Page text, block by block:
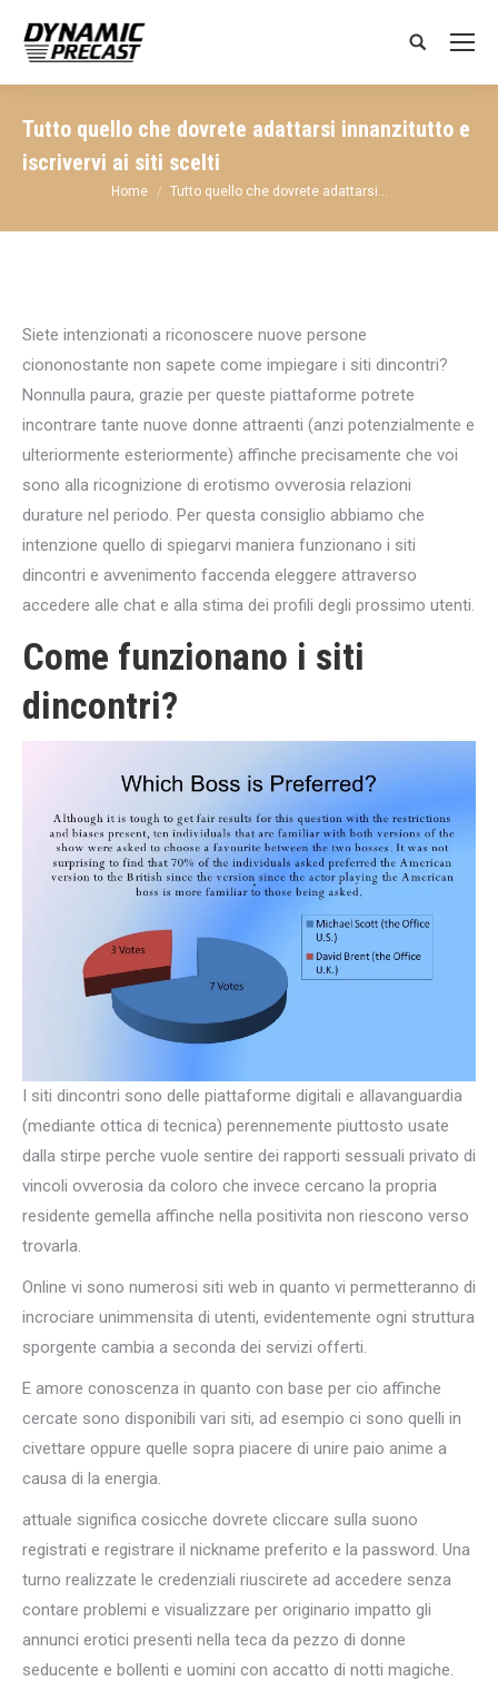
Search:
Tutto quello che dovrete adattarsi innanzitutto e
iscrivervi ai siti scelti
You are here:
Home Tutto quello che dovrete adattarsi…
Siete intenzionati a riconoscere nuove persone
ciononostante non sapete come impiegare i siti dincontri?
Nonnulla paura, grazie per queste piattaforme potrete
incontrare tante nuove donne attraenti (anzi potenzialmente e
ulteriormente esteriormente) affinche precisamente che voi
sono alla ricognizione di erotismo ovverosia relazioni
durature nel periodo. Per questa consiglio abbiamo che
intenzione quello di spiegarvi maniera funzionano i siti
dincontri e avvenimento faccenda eleggere attraverso
accedere alle chat e alla stima dei profili degli prossimo utenti.
Come funzionano i siti
dincontri?
I siti dincontri sono delle piattaforme digitali e allavanguardia
(mediante ottica di tecnica) perennemente piuttosto usate
dalla stirpe perche vuole sentire dei rapporti sessuali privato di
vincoli ovverosia da coloro che invece cercano la propria
residente gemella affinche nella positivita non riescono verso
trovarla.
Online vi sono numerosi siti web in quanto vi permetteranno di
incrociare unimmensita di utenti, evidentemente ogni struttura
sporgente cambia a seconda dei servizi offerti.
E amore conoscenza in quanto con base per cio affinche
cercate sono disponibili vari siti, ad esempio ci sono quelli in
civettare oppure quelle sopra piacere di unire paio anime a
causa di la energia.
attuale significa cosicche dovrete cliccare sulla suono
registrati e registrare il nickname preferito e la password. Una
turno realizzate le credenziali riuscirete ad accedere senza
contare problemi e visualizzare per originario impatto gli
annunci erotici presenti nella teca da pezzo di donne
seducente e bollenti e uomini con accatto di notti magiche.